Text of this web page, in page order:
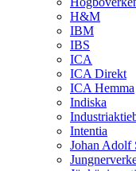
H&M
IBM
IBS
ICA
ICA Direkt
ICA Hemma
Indiska
Intentia
Johan Adolf